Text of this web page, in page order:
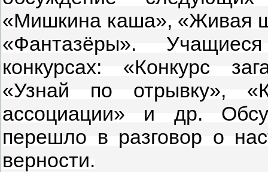
«Мишкина каша», «Живая
«Фантазёры».
конкурсах: «Конкурс
«Узнай по отрывку»,
ассоциации» и др.
перешло в разговор о
верности.